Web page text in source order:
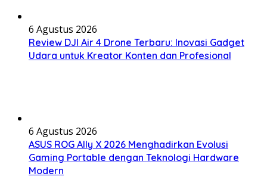
6 Agustus 2026
Review DJI Air 4 Drone Terbaru: Inovasi Gadget
Udara untuk Kreator Konten dan Profesional
6 Agustus 2026
ASUS ROG Ally X 2026 Menghadirkan Evolusi
Gaming Portable dengan Teknologi Hardware
Modern